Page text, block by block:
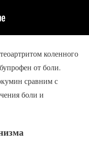
коленного
от боли.
сравним с
боли и